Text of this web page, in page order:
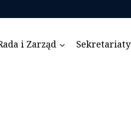
i Zarząd Sekretariaty